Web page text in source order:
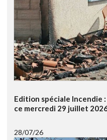
Edition spéciale Incendie
ce mercredi 29 juillet
28/07/26